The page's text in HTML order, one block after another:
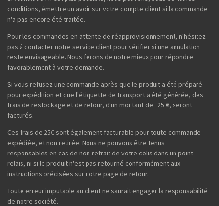
conditions, émettre un avoir sur votre compte client si la commande
n'a pas encore été traitée.
Pour les commandes en attente de réapprovisionnement, n'hésitez
pas à contacter notre service client pour vérifier si une annulation
reste envisageable. Nous ferons de notre mieux pour répondre
favorablement à votre demande.
Si vous refusez une commande après que le produit a été préparé
pour expédition et que l'étiquette de transport a été générée, des
frais de restockage et de retour, d'un montant de 25 €, seront
facturés.
Ces frais de 25€ sont également facturable pour toute commande
expédiée, et non retirée. Nous ne pouvons être tenus
responsables en cas de non-retrait de votre colis dans un point
relais, ni si le produit n'est pas retourné conformément aux
instructions précisées sur notre page de retour.
Toute erreur imputable au client ne saurait engager la responsabilité
de notre société.